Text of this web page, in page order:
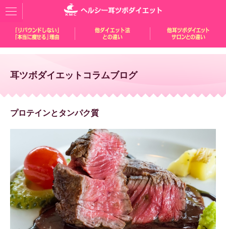
耳ツボダイエットコラムブログ
プロテインとタンパク質